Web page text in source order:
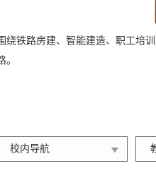
绕铁路房建、智能建造、职工培
校内导航